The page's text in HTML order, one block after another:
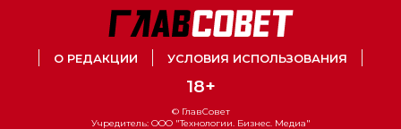
О РЕДАКЦИИ УСЛОВИЯ ИСПОЛЬЗОВАНИЯ
18+
© ГлавСовет
Учредитель: ООО "Технологии. Бизнес. Медиа"